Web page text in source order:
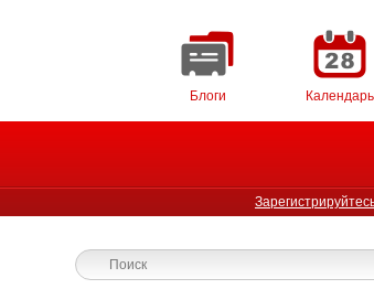
Блоги Календарь